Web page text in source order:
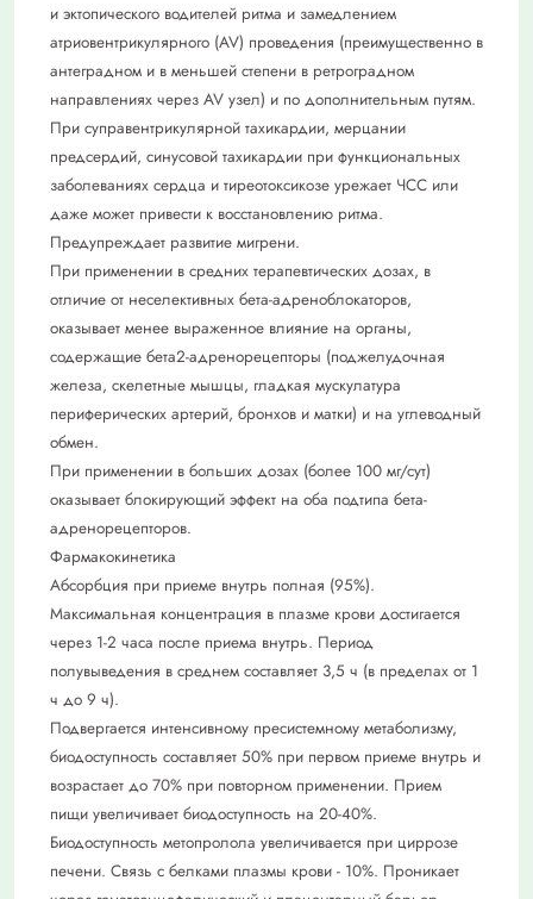
и эктопического водителей ритма и замедлением
атриовентрикулярного (AV) проведения (преимущественно в
антеградном и в меньшей степени в ретроградном
направлениях через AV узел) и по дополнительным путям.
При суправентрикулярной тахикардии, мерцании
предсердий, синусовой тахикардии при функциональных
заболеваниях сердца и тиреотоксикозе урежает ЧСС или
даже может привести к восстановлению ритма.
Предупреждает развитие мигрени.
При применении в средних терапевтических дозах, в
отличие от неселективных бета-адреноблокаторов,
оказывает менее выраженное влияние на органы,
содержащие бета2-адренорецепторы (поджелудочная
железа, скелетные мышцы, гладкая мускулатура
периферических артерий, бронхов и матки) и на углеводный
обмен.
При применении в больших дозах (более 100 мг/сут)
оказывает блокирующий эффект на оба подтипа бета-
адренорецепторов.
Фармакокинетика
Абсорбция при приеме внутрь полная (95%).
Максимальная концентрация в плазме крови достигается
через 1-2 часа после приема внутрь. Период
полувыведения в среднем составляет 3,5 ч (в пределах от 1
ч до 9 ч).
Подвергается интенсивному пресистемному метаболизму,
биодоступность составляет 50% при первом приеме внутрь и
возрастает до 70% при повторном применении. Прием
пищи увеличивает биодоступность на 20-40%.
Биодоступность метопролола увеличивается при циррозе
печени. Связь с белками плазмы крови - 10%. Проникает